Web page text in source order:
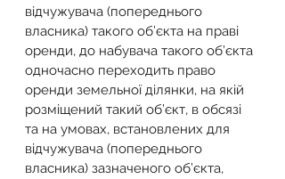
відчужувача (попереднього
власника) такого об’єкта на праві
оренди, до набувача такого об’єкта
одночасно переходить право
оренди земельної ділянки, на якій
розміщений такий об’єкт, в обсязі
та на умовах, встановлених для
відчужувача (попереднього
власника) зазначеного об’єкта,